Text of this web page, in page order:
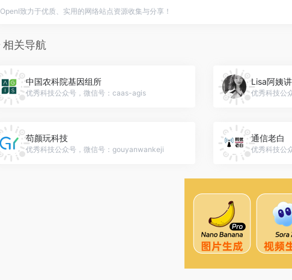
OpenI致力于优质、实用的网络站点资源收集与分享！
相关导航
中国农科院基因组所
优秀科技公众号，微信号：caas-agis
Lisa阿姨
优秀科技公
苟颜玩科技
优秀科技公众号，微信号：gouyanwankeji
通信老白
优秀科技公